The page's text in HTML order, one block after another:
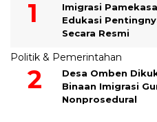
Imigrasi
Edukasi
Secara Resmi
Politik & Pemerintahan
Desa Omben
Binaan Imigrasi
Nonprosedural